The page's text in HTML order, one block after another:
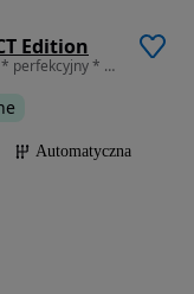
Edition
1595 cm3 • 156 KM • 200 * 156KM LED * NAVI * perfekcyjny * GWARANCJA * ZAREJESTROWANY *
Automatyczna